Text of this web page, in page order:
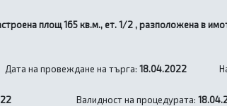
площ 165 кв.м., ет. 1/2 , разположена в
Дата на провеждане на търга: 18.04.2022
Валидност на процедурата: